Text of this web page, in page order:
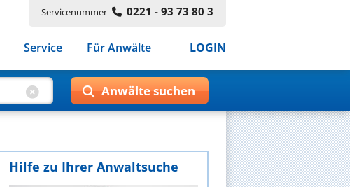
Servicenummer 0221 - 93 73 80 3
Service Für Anwälte LOGIN
Hilfe zu Ihrer Anwaltsuche